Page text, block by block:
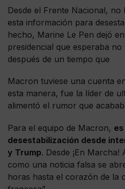
Desde el Frente Nacional, no
esta información para
hecho, Marine Le Pen dejó
presidencial que esperaba
después de un tiempo que
Macron tuviese una cuenta
esta manera, fue la líder de
alimentó el rumor que
Para el equipo de Macron,
desestabilización desde
y Trump. Desde ¡En Marcha!
como una noticia falsa se
horas hasta el corazón de la